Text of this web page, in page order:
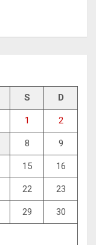
S D
1 2
8 9
15 16
22 23
29 30